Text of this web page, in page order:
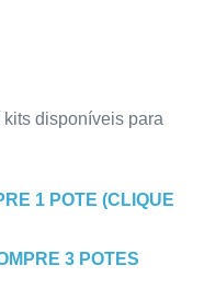
disponíveis para
1 POTE (CLIQUE
3 POTES